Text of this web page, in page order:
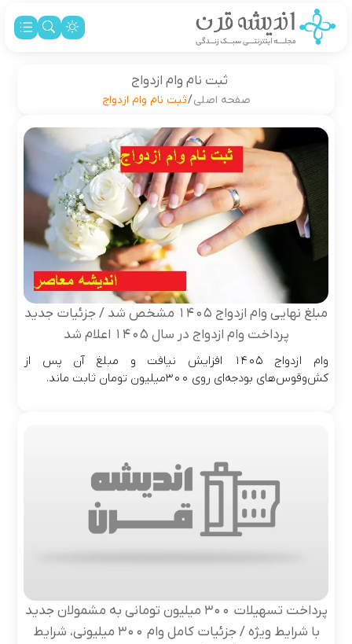
ثبت نام وام ازدواج
صفحه اصلی/ثبت نام وام ازدواج
مبلغ نهایی وام ازدواج ۱۴۰۵ مشخص شد / جزئیات جدید
پرداخت وام ازدواج در سال ۱۴۰۵ اعلام شد
وام ازدواج ۱۴۰۵ افزایش نیافت و مبلغ آن پس از
کش‌وقوس‌های بودجه‌ای روی ۳۰۰میلیون تومان ثابت ماند.
پرداخت تسهیلات ۳۰۰ میلیون تومانی به مشمولان جدید
با شرایط ویژه / جزئیات کامل وام ۳۰۰ میلیونی، شرایط